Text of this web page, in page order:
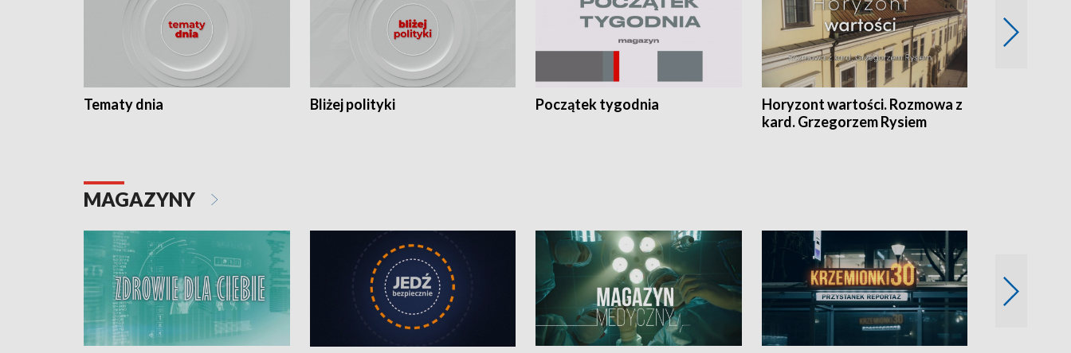
Tematy dnia Bliżej polityki Początek tygodnia
Horyzont wartości. Rozmowa z
kard. Grzegorzem Rysiem
MAGAZYNY